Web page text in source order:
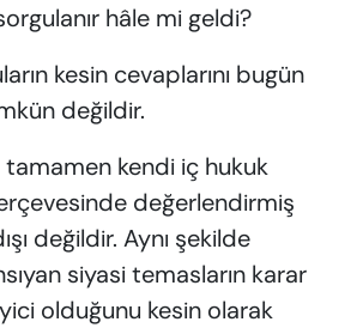
hâle mi geldi?
kesin cevaplarını bugün
değildir.
tamamen kendi iç hukuk
değerlendirmiş
değildir. Aynı şekilde
siyasi temasların karar
olduğunu kesin olarak